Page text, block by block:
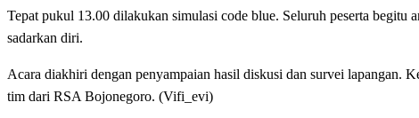
Tepat pukul 13.00 dilakukan simulasi code blue. Seluruh peserta begitu
sadarkan diri.
Acara diakhiri dengan penyampaian hasil diskusi dan survei lapangan.
tim dari RSA Bojonegoro. (Vifi_evi)